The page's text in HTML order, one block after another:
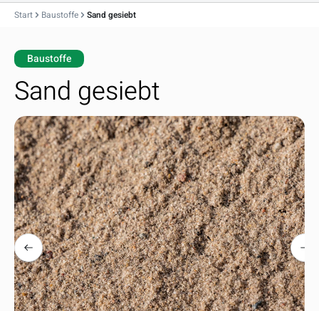
Start Baustoffe Sand gesiebt
Baustoffe
Sand gesiebt
Bildergalerie überspringen